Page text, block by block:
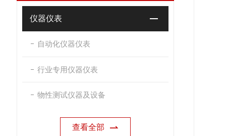
仪器仪表
自动化仪器仪表
行业专用仪器仪表
物性测试仪器及设备
查看全部